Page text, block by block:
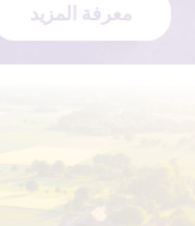
معرفة المزيد